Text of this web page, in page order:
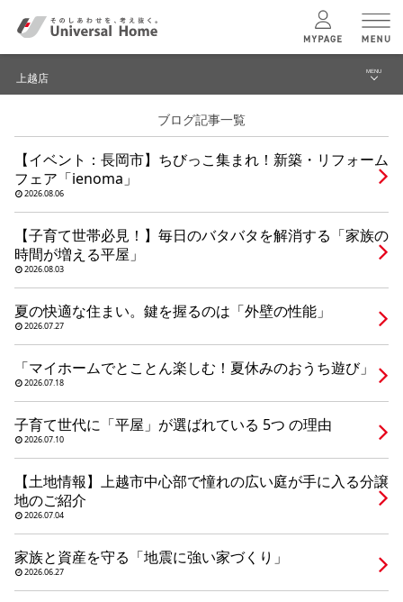
ユニバーサルホームの特長
コンセプトプラン
テクノロジー
シミュレーション
キャンペーン・コラボ情報
家づくりの知識
企業情報
上越店 MENU
建築実例・事例
モデルハウス見学予約
ブログ記事一覧
【イベント：長岡市】ちびっこ集まれ！新築・リフォーム
フェア「ienoma」
2026.08.06
【子育て世帯必見！】毎日のバタバタを解消する「家族の
時間が増える平屋」
2026.08.03
夏の快適な住まい。鍵を握るのは「外壁の性能」
2026.07.27
「マイホームでとことん楽しむ！夏休みのおうち遊び」
2026.07.18
子育て世代に「平屋」が選ばれている 5つ の理由
2026.07.10
【土地情報】上越市中心部で憧れの広い庭が手に入る分譲
地のご紹介
2026.07.04
家族と資産を守る「地震に強い家づくり」
2026.06.27